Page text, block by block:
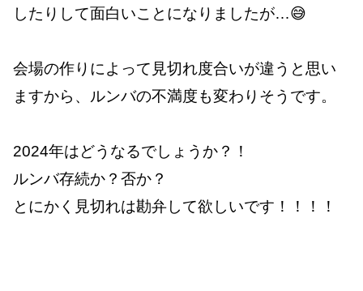
したりして面白いことになりましたが…😅
会場の作りによって見切れ度合いが違うと思い
ますから、ルンバの不満度も変わりそうです。
2024年はどうなるでしょうか？！
ルンバ存続か？否か？
とにかく見切れは勘弁して欲しいです！！！！